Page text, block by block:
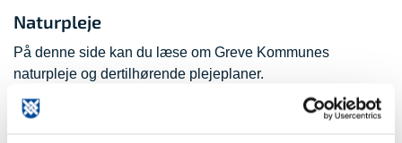
Naturpleje
På denne side kan du læse om Greve Kommunes
naturpleje og dertilhørende plejeplaner.